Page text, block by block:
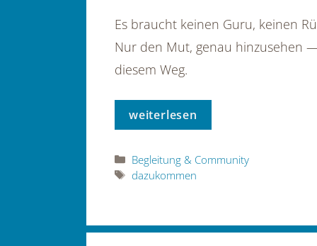
Es braucht keinen Guru, keinen
Nur den Mut, genau hinzusehen
diesem Weg.
weiterlesen
Kategorien
Begleitung & Community
Schlagwörter
dazukommen